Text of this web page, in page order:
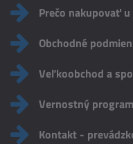
Prečo nakupovať u
Obchodné
Veľkoobchod a
Vernostný program
Kontakt -